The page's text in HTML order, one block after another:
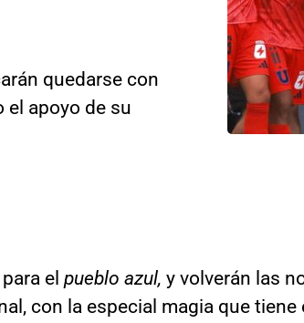
quedarse con
el apoyo de su
el pueblo azul, y volverán las
con la especial magia que tiene